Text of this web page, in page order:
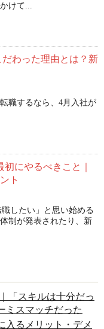
けて...
だわった理由とは？新
職するなら、4月入社が
にやるべきこと｜
ト
したい」と思い始める
制が発表されたり、新
「スキルは十分だっ
ミスマッチだった
入るメリット・デメ